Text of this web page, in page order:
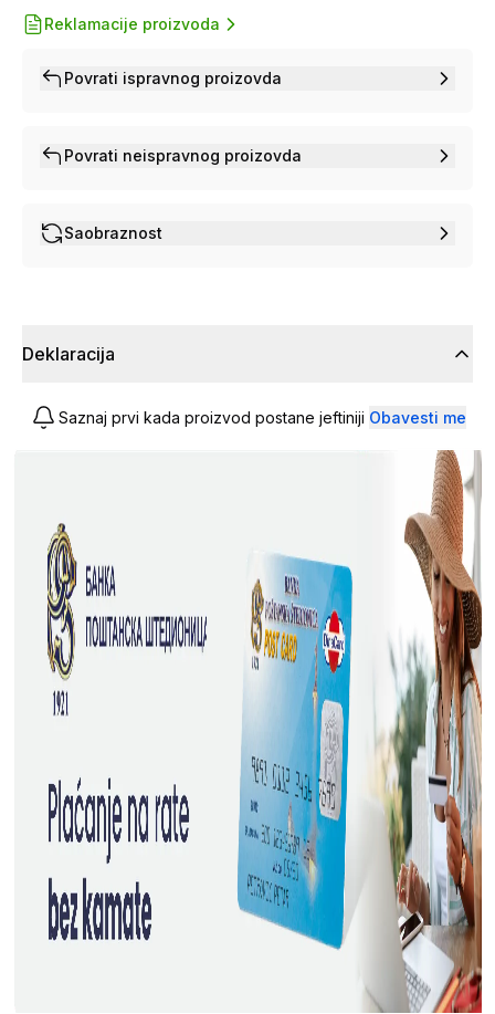
Reklamacije proizvoda
Povrati ispravnog proizovda
Povrati neispravnog proizovda
Saobraznost
Deklaracija
Saznaj prvi kada proizvod postane jeftiniji Obavesti me